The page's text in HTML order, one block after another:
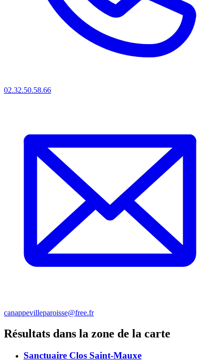
02.32.50.58.66
canappevilleparoisse@free.fr
Résultats dans la zone de la carte
Sanctuaire Clos Saint-Mauxe